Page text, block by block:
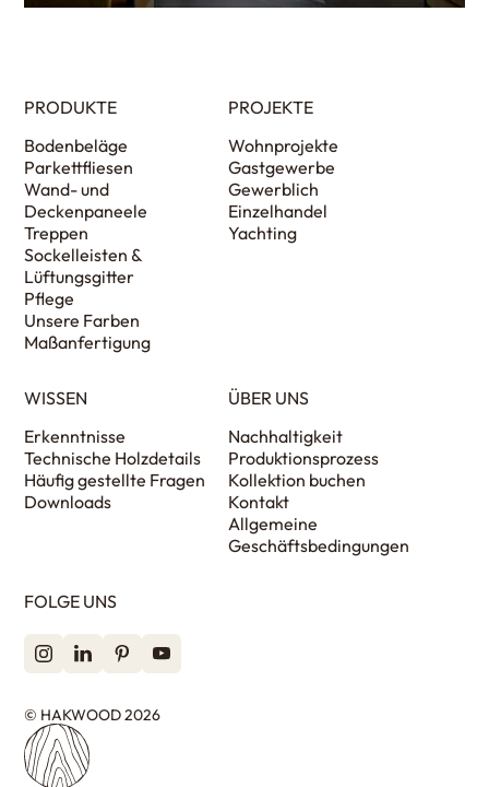
PRODUKTE
Bodenbeläge
Parkettfliesen
Wand- und
Deckenpaneele
Treppen
Sockelleisten &
Lüftungsgitter
Pflege
Unsere Farben
Maßanfertigung
PROJEKTE
Wohnprojekte
Gastgewerbe
Gewerblich
Einzelhandel
Yachting
WISSEN
Erkenntnisse
Technische Holzdetails
Häufig gestellte Fragen
Downloads
ÜBER UNS
Nachhaltigkeit
Produktionsprozess
Kollektion buchen
Kontakt
Allgemeine
Geschäftsbedingungen
FOLGE UNS
© HAKWOOD 2026